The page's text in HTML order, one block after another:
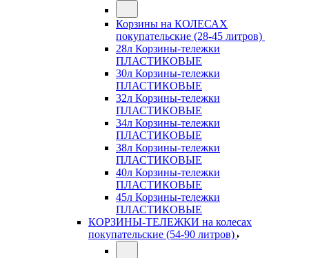
Корзины на КОЛЕСАХ
покупательские (28-45 литров)
28л Корзины-тележки
ПЛАСТИКОВЫЕ
30л Корзины-тележки
ПЛАСТИКОВЫЕ
32л Корзины-тележки
ПЛАСТИКОВЫЕ
34л Корзины-тележки
ПЛАСТИКОВЫЕ
38л Корзины-тележки
ПЛАСТИКОВЫЕ
40л Корзины-тележки
ПЛАСТИКОВЫЕ
45л Корзины-тележки
ПЛАСТИКОВЫЕ
КОРЗИНЫ-ТЕЛЕЖКИ на колесах
покупательские (54-90 литров)